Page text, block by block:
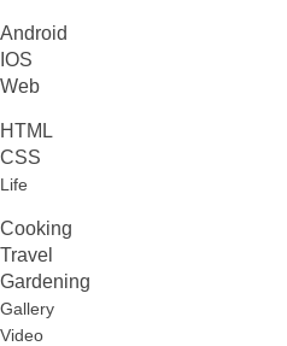
Android
IOS
Web
HTML
CSS
Life
Cooking
Travel
Gardening
Gallery
Video